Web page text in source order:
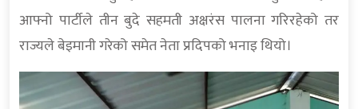
आफ्नो पार्टीले तीन बुदे सहमती अक्षरंस पालना गरिरहेको तर
राज्यले बेइमानी गरेको समेत नेता प्रदिपको भनाइ थियो।